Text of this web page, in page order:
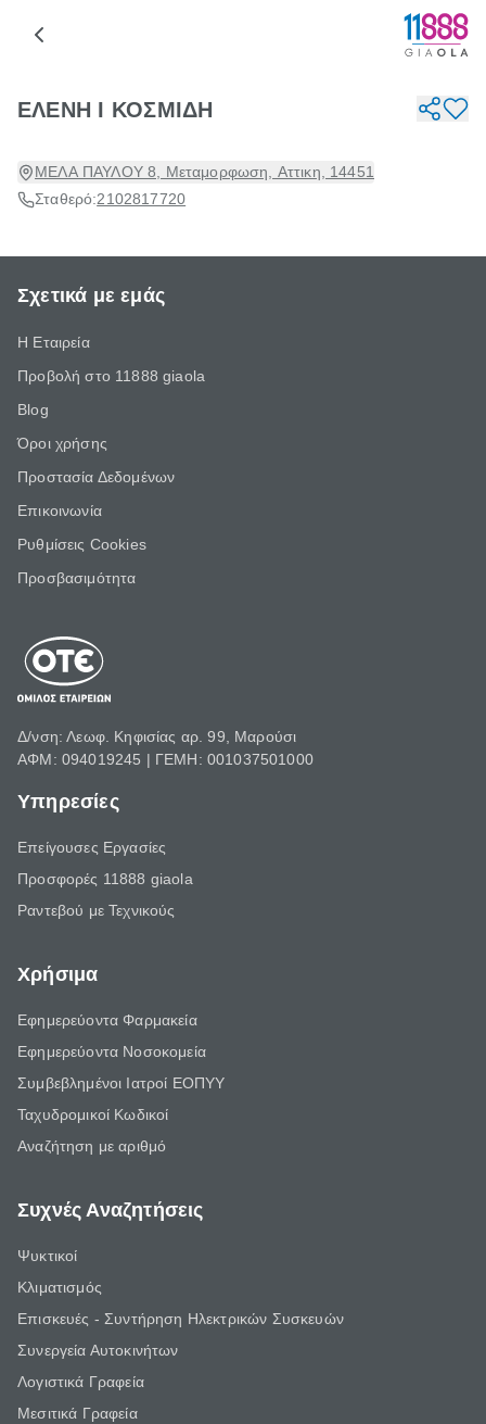
ΕΛΕΝΗ Ι ΚΟΣΜΙΔΗ
ΜΕΛΑ ΠΑΥΛΟΥ 8, Μεταμορφωση, Αττικη, 14451
Σταθερό:2102817720
Σχετικά με εμάς
Η Εταιρεία
Προβολή στο 11888 giaola
Blog
Όροι χρήσης
Προστασία Δεδομένων
Επικοινωνία
Ρυθμίσεις Cookies
Προσβασιμότητα
Δ/νση: Λεωφ. Κηφισίας αρ. 99, Μαρούσι
ΑΦΜ: 094019245 | ΓΕΜΗ: 001037501000
Υπηρεσίες
Επείγουσες Εργασίες
Προσφορές 11888 giaola
Ραντεβού με Τεχνικούς
Χρήσιμα
Εφημερεύοντα Φαρμακεία
Εφημερεύοντα Νοσοκομεία
Συμβεβλημένοι Ιατροί ΕΟΠΥΥ
Ταχυδρομικοί Κωδικοί
Αναζήτηση με αριθμό
Συχνές Αναζητήσεις
Ψυκτικοί
Κλιματισμός
Επισκευές - Συντήρηση Ηλεκτρικών Συσκευών
Συνεργεία Αυτοκινήτων
Λογιστικά Γραφεία
Μεσιτικά Γραφεία